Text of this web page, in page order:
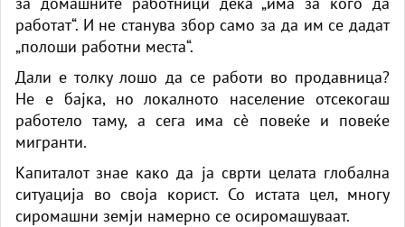
работат“. И не станува збор само за да им се дадат
„полоши работни места“.
Дали е толку лошо да се работи во продавница?
Не е бајка, но локалното население отсекогаш
работело таму, а сега има сè повеќе и повеќе
мигранти.
Капиталот знае како да ја сврти целата глобална
ситуација во своја корист. Со истата цел, многу
сиромашни земји намерно се осиромашуваат.